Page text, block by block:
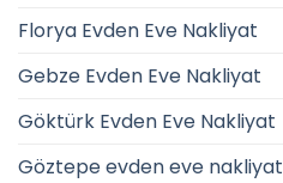
Florya Evden Eve Nakliyat
Gebze Evden Eve Nakliyat
Göktürk Evden Eve Nakliyat
Göztepe evden eve nakliyat